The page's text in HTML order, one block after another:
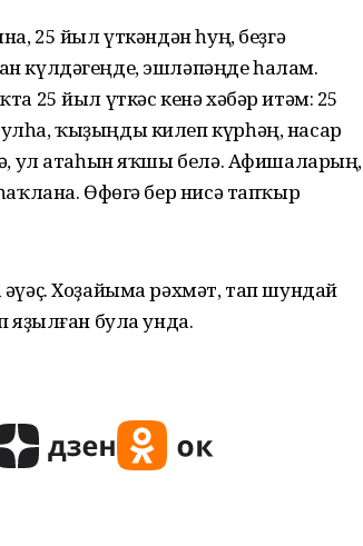
25 йыл үткәндән һуң, беҙгә
күлдәгеңде, эшләпәңде һалам.
25 йыл үткәс кенә хәбәр итәм: 25
ҡыҙыңды килеп күрһәң, насар
ул атаһын яҡшы белә. Афишаларың,
Өфөгә бер нисә тапҡыр
Хоҙайыма рәхмәт, тап шундай
яҙылған була унда.